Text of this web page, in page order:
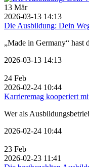
13 Mär
2026-03-13 14:13
Die Ausbildung: Dein
„Made in Germany“ hast
2026-03-13 14:13
24 Feb
2026-02-24 10:44
Karrieremag kooperiert
Wer als
2026-02-24 10:44
23 Feb
2026-02-23 11:41